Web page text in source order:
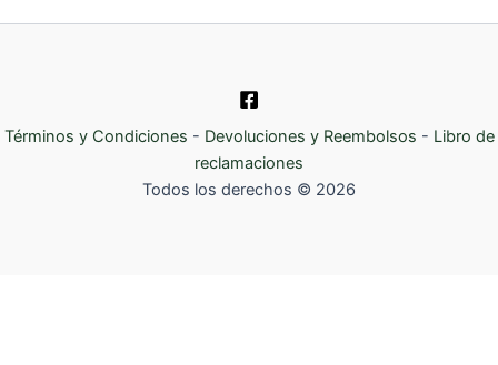
Términos y Condiciones - Devoluciones y Reembolsos - Libro de
reclamaciones
Todos los derechos © 2026